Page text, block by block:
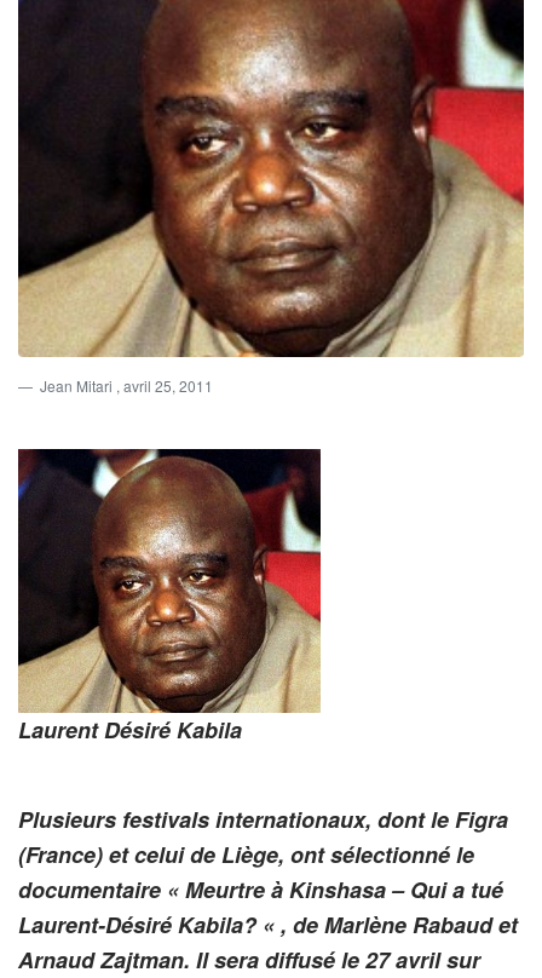
Jean Mitari , avril 25, 2011
Laurent Désiré Kabila
Plusieurs festivals internationaux, dont le Figra
(France) et celui de Liège, ont sélectionné le
documentaire « Meurtre à Kinshasa – Qui a tué
Laurent-Désiré Kabila? « , de Marlène Rabaud et
Arnaud Zajtman. Il sera diffusé le 27 avril sur